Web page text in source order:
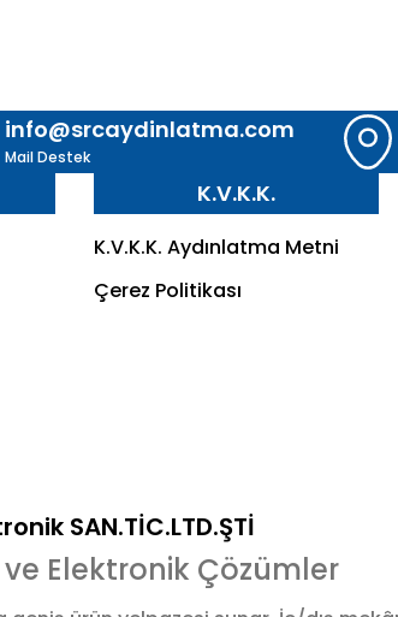
info@srcaydinlatma.com
Mail Destek
K.V.K.K.
K.V.K.K. Aydınlatma Metni
Çerez Politikası
SAN.TİC.LTD.ŞTİ
Elektronik Çözümler